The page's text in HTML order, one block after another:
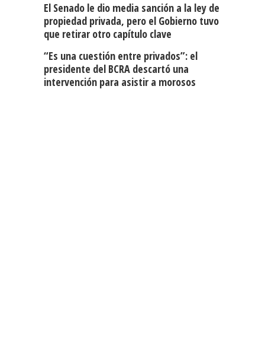
El Senado le dio media sanción a la ley de
propiedad privada, pero el Gobierno tuvo
que retirar otro capítulo clave
“Es una cuestión entre privados”: el
presidente del BCRA descartó una
intervención para asistir a morosos